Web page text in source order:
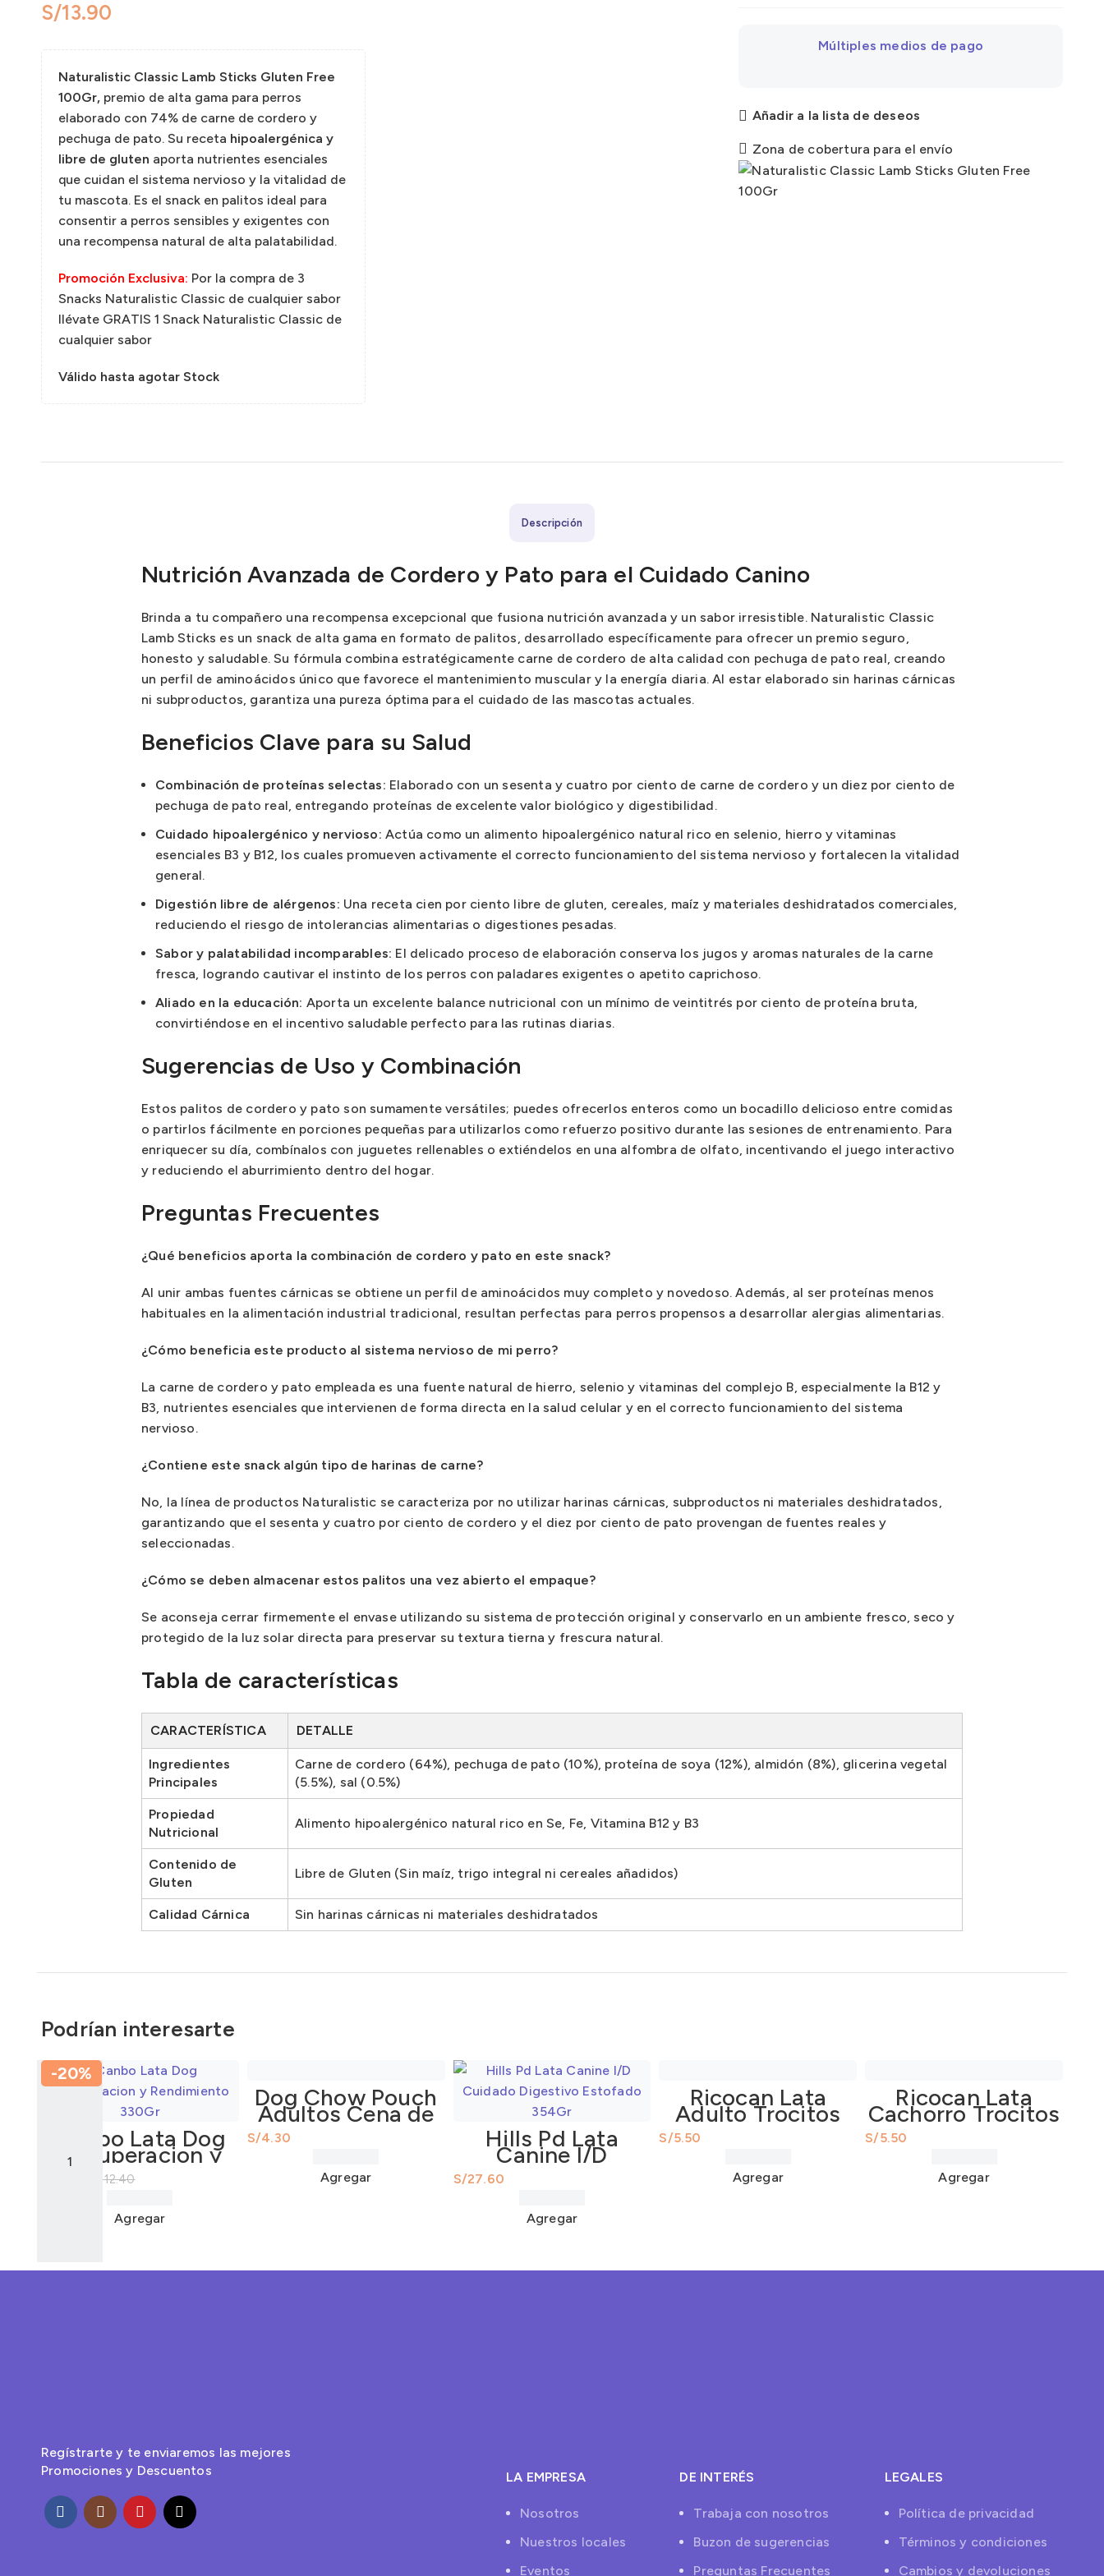
S/
Naturalistic Classic Lamb Sticks Gluten Free
100Gr, premio de alta gama para perros
elaborado con 74% de carne de cordero y
pechuga de pato. Su receta hipoalergénica y
libre de gluten aporta nutrientes esenciales
que cuidan el sistema nervioso y la vitalidad de
tu mascota. Es el snack en palitos ideal para
consentir a perros sensibles y exigentes con
una recompensa natural de alta palatabilidad.
Promoción Exclusiva: Por la compra de 3
Snacks Naturalistic Classic de cualquier sabor
llévate GRATIS 1 Snack Naturalistic Classic de
cualquier sabor
Válido hasta agotar Stock
Múltiples medios de pago
Añadir a la lista de deseos
Zona de cobertura para el envío
Descripción
Nutrición Avanzada de Cordero y Pato para el Cuidado Canino
Brinda a tu compañero una recompensa excepcional que fusiona nutrición avanzada y un sabor irresistible. Naturalistic Classic
Lamb Sticks es un snack de alta gama en formato de palitos, desarrollado específicamente para ofrecer un premio seguro,
honesto y saludable. Su fórmula combina estratégicamente carne de cordero de alta calidad con pechuga de pato real, creando
un perfil de aminoácidos único que favorece el mantenimiento muscular y la energía diaria. Al estar elaborado sin harinas cárnicas
ni subproductos, garantiza una pureza óptima para el cuidado de las mascotas actuales.
Beneficios Clave para su Salud
Combinación de proteínas selectas: Elaborado con un sesenta y cuatro por ciento de carne de cordero y un diez por ciento de
pechuga de pato real, entregando proteínas de excelente valor biológico y digestibilidad.
Cuidado hipoalergénico y nervioso: Actúa como un alimento hipoalergénico natural rico en selenio, hierro y vitaminas
esenciales B3 y B12, los cuales promueven activamente el correcto funcionamiento del sistema nervioso y fortalecen la vitalidad
general.
Digestión libre de alérgenos: Una receta cien por ciento libre de gluten, cereales, maíz y materiales deshidratados comerciales,
reduciendo el riesgo de intolerancias alimentarias o digestiones pesadas.
Sabor y palatabilidad incomparables: El delicado proceso de elaboración conserva los jugos y aromas naturales de la carne
fresca, logrando cautivar el instinto de los perros con paladares exigentes o apetito caprichoso.
Aliado en la educación: Aporta un excelente balance nutricional con un mínimo de veintitrés por ciento de proteína bruta,
convirtiéndose en el incentivo saludable perfecto para las rutinas diarias.
Sugerencias de Uso y Combinación
Estos palitos de cordero y pato son sumamente versátiles; puedes ofrecerlos enteros como un bocadillo delicioso entre comidas
o partirlos fácilmente en porciones pequeñas para utilizarlos como refuerzo positivo durante las sesiones de entrenamiento. Para
enriquecer su día, combínalos con juguetes rellenables o extiéndelos en una alfombra de olfato, incentivando el juego interactivo
y reduciendo el aburrimiento dentro del hogar.
Preguntas Frecuentes
¿Qué beneficios aporta la combinación de cordero y pato en este snack?
Al unir ambas fuentes cárnicas se obtiene un perfil de aminoácidos muy completo y novedoso. Además, al ser proteínas menos
habituales en la alimentación industrial tradicional, resultan perfectas para perros propensos a desarrollar alergias alimentarias.
¿Cómo beneficia este producto al sistema nervioso de mi perro?
La carne de cordero y pato empleada es una fuente natural de hierro, selenio y vitaminas del complejo B, especialmente la B12 y
B3, nutrientes esenciales que intervienen de forma directa en la salud celular y en el correcto funcionamiento del sistema
nervioso.
¿Contiene este snack algún tipo de harinas de carne?
No, la línea de productos Naturalistic se caracteriza por no utilizar harinas cárnicas, subproductos ni materiales deshidratados,
garantizando que el sesenta y cuatro por ciento de cordero y el diez por ciento de pato provengan de fuentes reales y
seleccionadas.
¿Cómo se deben almacenar estos palitos una vez abierto el empaque?
Se aconseja cerrar firmemente el envase utilizando su sistema de protección original y conservarlo en un ambiente fresco, seco y
protegido de la luz solar directa para preservar su textura tierna y frescura natural.
Tabla de características
CARACTERÍSTICA DETALLE
Ingredientes
Principales
Carne de cordero (64%), pechuga de pato (10%), proteína de soya (12%), almidón (8%), glicerina vegetal
(5.5%), sal (0.5%)
Propiedad
Nutricional
Alimento hipoalergénico natural rico en Se, Fe, Vitamina B12 y B3
Contenido de
Gluten
Libre de Gluten (Sin maíz, trigo integral ni cereales añadidos)
Calidad Cárnica Sin harinas cárnicas ni materiales deshidratados
Podrían interesarte
-20%
Canbo Lata Dog
Recuperacion y
Rendimiento
330Gr
S/12.40
Agregar
Dog Chow Pouch
Adultos Cena de
Carne 100Gr
S/
Agregar
Hills Pd Lata
Canine I/D
Cuidado Digestivo
Estofado 354Gr
S/
Agregar
Ricocan Lata
Adulto Trocitos
Carne y Verduras
S/
Agregar
Ricocan Lata
Cachorro Trocitos
Pollo 290Gr
S/
Agregar
Regístrarte y te enviaremos las mejores
Promociones y Descuentos
LA EMPRESA
Nosotros
Nuestros locales
Eventos
DE INTERÉS
Trabaja con nosotros
Buzon de sugerencias
Preguntas Frecuentes
LEGALES
Política de privacidad
Términos y condiciones
Cambios y devoluciones